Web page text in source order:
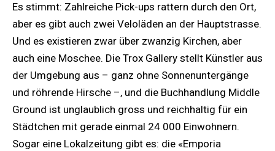
Es stimmt: Zahlreiche Pick-ups rattern durch den Ort,
aber es gibt auch zwei Veloläden an der Hauptstrasse.
Und es existieren zwar über zwanzig Kirchen, aber
auch eine Moschee. Die Trox Gallery stellt Künstler aus
der Umgebung aus – ganz ohne Sonnenuntergänge
und röhrende Hirsche –, und die Buchhandlung Middle
Ground ist unglaublich gross und reichhaltig für ein
Städtchen mit gerade einmal 24 000 Einwohnern.
Sogar eine Lokalzeitung gibt es: die «Emporia